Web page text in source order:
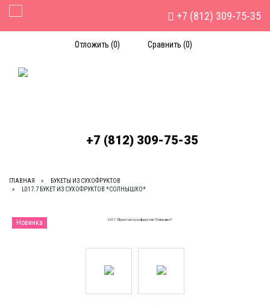
Отложить (0) Сравнить (0)
+7 (812) 309-75-35
+7 (812) 309-75-35
Toggle Navigation
ГЛАВНАЯ
БУКЕТЫ ИЗ СУХОФРУКТОВ
L017.7 БУКЕТ ИЗ СУХОФРУКТОВ *СОЛНЫШКО*
Новинка